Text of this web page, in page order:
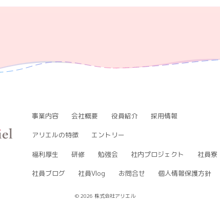
事業内容 会社概要 役員紹介 採用情報
アリエルの特徴 エントリー
福利厚生 研修 勉強会 社内プロジェクト 社員寮
社員ブログ 社員Vlog お問合せ 個人情報保護方針
© 2026 株式会社アリエル